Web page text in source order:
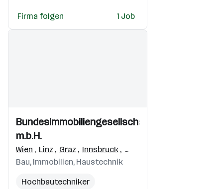
Konstrukteur
Firma folgen 1 Job
Videos
Einblicke
Einblicke
Bundesimmobiliengesellschaft
m.b.H.
Wien , Linz , Graz , Innsbruck , Neustadt
Bau, Immobilien, Haustechnik
Hochbautechniker